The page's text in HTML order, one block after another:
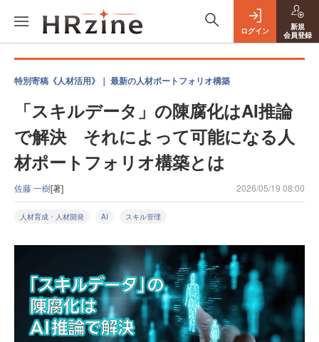
ログイン
新規
会員登録
特別寄稿《人材活用》｜ 最新の人材ポートフォリオ構築
「スキルデータ」の陳腐化はAI推論
で解決 それによって可能になる人
材ポートフォリオ構築とは
佐藤 一樹[著] 2026/05/19 08:00
人材育成・人材開発 AI スキル管理